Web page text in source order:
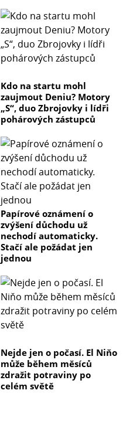
Kdo na startu mohl
zaujmout Deniu? Motory
„S“, duo Zbrojovky i lídři
pohárových zástupců
Papírové oznámení o
zvýšení důchodu už
nechodí automaticky.
Stačí ale požádat jen
jednou
Nejde jen o počasí. El Niňo
může během měsíců
zdražit potraviny po
celém světě